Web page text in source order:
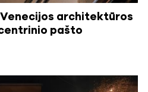
architektūros
pašto